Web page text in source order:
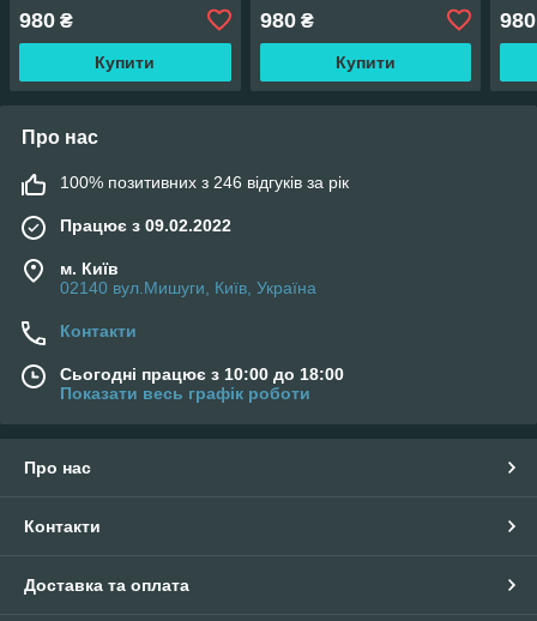
980 ₴
Купити
980₴
Купити
980
Про нас
100% позитивних з 246 відгуків за рік
Працює з 09.02.2022
м. Київ
02140 вул.Мишуги, Київ, Україна
Контакти
Сьогодні працює з 10:00 до 18:00
Показати весь графік роботи
Про нас
Контакти
Доставка та оплата